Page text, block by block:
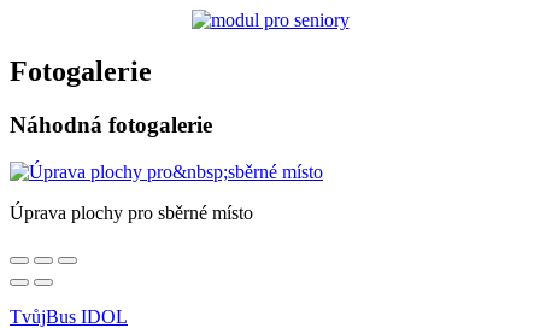
Fotogalerie
Náhodná fotogalerie
Úprava plochy pro sběrné místo
TvůjBus IDOL